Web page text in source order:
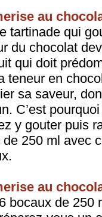
au
tartinade qui
du chocolat
qui doit
teneur en
sa saveur,
C’est
y gouter puis
250 ml avec
au
bocaux de